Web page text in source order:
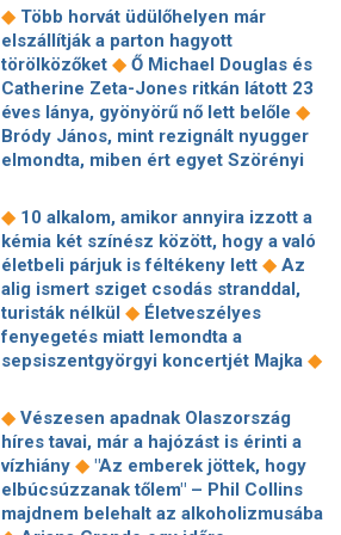
románok a folyam vízhozamát◆
Államkincstár-támadás: Örülhetünk,
hogy nem történik hasonló minden
nap◆Elképesztő növekedést
villantott a SpaceX, mégis megijedtek
a befektetők
látványt nyújt Nagymarosnál a Duna
Kiderült, mi van a robotmobil testében
◆Sötétbe burkolóznak a Media Markt
áruházak ◆Energiatakarékos
működésre állt át a Debreceni
Közlekedési Zrt. az energiaválság
miatt◆Nagyon súlyos lehet az
közzétett képek alapján a támadó
gyakorlatilag ahhoz férhetett hozzá,
amihez akart◆Az Alibaba bedobta
az AI-atombombát◆Életbe lépett az
EU-s AI-törvény új szakasza:
veszélyben lehetnek a felkészületlen
HR-osztályok
◆ Több horvát üdülőhelyen már
elszállítják a parton hagyott
törölközőket ◆ Ő Michael Douglas és
Catherine Zeta-Jones ritkán látott 23
éves lánya, gyönyörű nő lett belőle ◆
Bródy János, mint rezignált nyugger
elmondta, miben ért egyet Szörényi
minden pasinak be kell tartania, aki
Jennifer Lopezzel akar randizni ◆ Így
él Krug Emília, egy kis faluban talált
menedékre◆3 csillagjegynek
fordulatot ígér a hét második fele ◆
Legértékesebb magyar celebek 2026:
Majka és Sebestyén Balázs mellé új
sztár lépett a dobogóra
◆ Kórházba
a saját aggódó rajongói értesítették a
rendőrséget◆Majdnem
megszerezte a Romanovok örökségét
az ál-Anasztázia◆Rekordszámú
nevezés érkezett a 33.
◆ 10 alkalom, amikor annyira izzott a
kémia két színész között, hogy a való
életbeli párjuk is féltékeny lett ◆ Az
alig ismert sziget csodás stranddal,
turisták nélkül ◆ Életveszélyes
fenyegetés miatt lemondta a
sepsiszentgyörgyi koncertjét Majka ◆
a valóságban teljesen másképp volt
Meghan Markle születésnapi fotói
láttán mindenkiben ugyanaz a kérdés
merül fel◆
Egy ausztrál férfi lett a
világ leghangosabb embere ◆ Ariana
Grande nem a negatív kommentek
◆ Vészesen apadnak Olaszország
híres tavai, már a hajózást is érinti a
vízhiány ◆ "Az emberek jöttek, hogy
elbúcsúzzanak tőlem" – Phil Collins
majdnem belehalt az alkoholizmusába